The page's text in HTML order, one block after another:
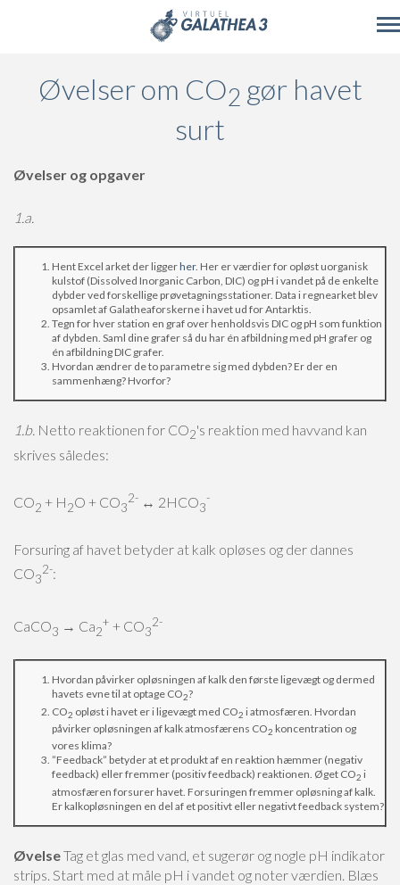
Øvelser om CO2 gør havet
surt
Øvelser og opgaver
1.a.
Hent Excel arket der liggerher. Her er værdier for opløst uorganisk
kulstof (Dissolved Inorganic Carbon, DIC) og pH i vandet på de enkelte
dybder ved forskellige prøvetagningsstationer. Data i regnearket blev
opsamlet af Galatheaforskerne i havet ud for Antarktis.
Tegn for hver station en graf over henholdsvis DIC og pH som funktion
af dybden. Saml dine grafer så du har én afbildning med pH grafer og
én afbildning DIC grafer.
Hvordan ændrer de to parametre sig med dybden? Er der en
sammenhæng? Hvorfor?
1.b. Netto reaktionen for CO2's reaktion med havvand kan
skrives således:
CO2 + H2O + CO3
2- ↔ 2HCO3
-
Forsuring af havet betyder at kalk opløses og der dannes
CO3
2-:
CaCO3 → Ca2
+ + CO3
2-
Hvordan påvirker opløsningen af kalk den første ligevægt og dermed
havets evne til at optage CO2?
CO2 opløst i havet er i ligevægt med CO2 i atmosfæren. Hvordan
påvirker opløsningen af kalk atmosfærens CO2 koncentration og
vores klima?
”Feedback” betyder at et produkt af en reaktion hæmmer (negativ
feedback) eller fremmer (positiv feedback) reaktionen. Øget CO2 i
atmosfæren forsurer havet. Forsuringen fremmer opløsning af kalk.
Er kalkopløsningen en del af et positivt eller negativt feedback system?
ØvelseTag et glas med vand, et sugerør og nogle pH indikator
strips. Start med at måle pH i vandet og noter værdien. Blæs